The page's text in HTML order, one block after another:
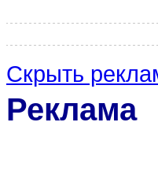
Скрыть
Реклама